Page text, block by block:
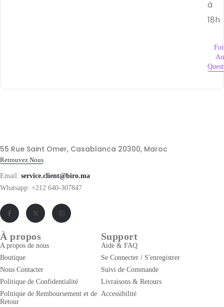
à
18h
55 Rue Saint Omer, Casablanca 20300, Maroc
Retrouvez Nous
Email: service.client@biro.ma
Whatsapp: +212 640-307847
À propos
A propos de nous
Boutique
Nous Contacter
Politique de Confidentialité
Politique de Remboursement et de
Retour
Support
Aide & FAQ
Se Connecter / S'enregistrer
Suivi de Commande
Livraisons & Retours
Accessibilité